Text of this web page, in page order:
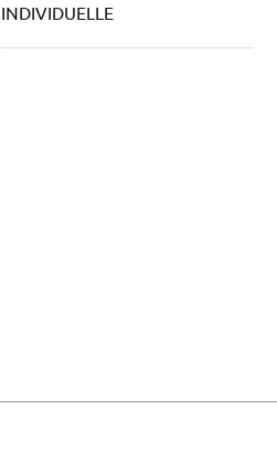
INDIVIDUELLE